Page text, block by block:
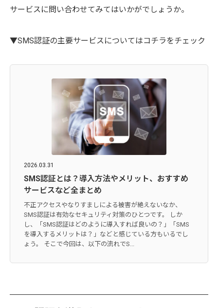
サービスに問い合わせてみてはいかがでしょうか。
▼SMS認証の主要サービスについてはコチラをチェック
2026.03.31
SMS認証とは？導入方法やメリット、おすすめ
サービスなど全まとめ
不正アクセスやなりすましによる被害が絶えないなか、
SMS認証は有効なセキュリティ対策のひとつです。 しか
し、「SMS認証はどのように導入すれば良いの？」「SMS
を導入するメリットは？」などと感じている方もいるでし
ょう。 そこで今回は、以下の流れでS...